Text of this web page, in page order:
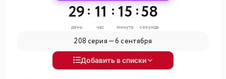
29
день
: 11
час
:15
минута
:56
секунда
208 серия —6 сентября
Добавить в списки